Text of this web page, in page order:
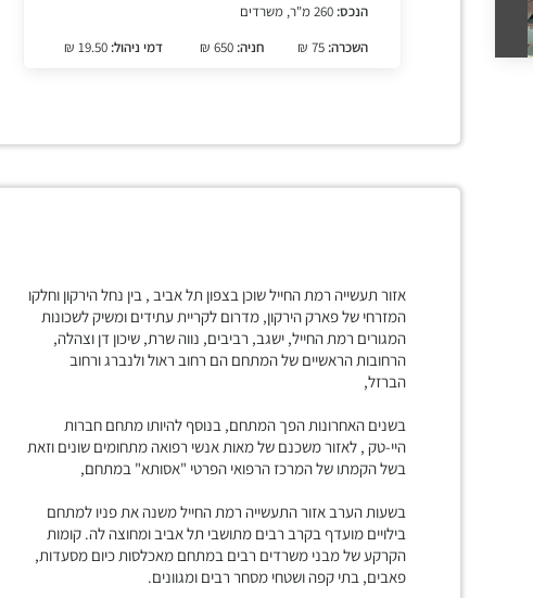
הנכס:
השכרה:
חניה: דמי ניהול: 19.50 ₪
אזור תעשייה רמת החייל שוכן בצפון תל אביב , בין נחל הירקון וחלקו
המזרחי של פארק הירקון, מדרום לקריית עתידים ומשיק לשכונות
המגורים רמת החייל, ישגב, רביבים, נווה שרת, שיכון דן וצהלה,
הרחובות הראשיים של המתחם הם רחוב ראול ולנברג ורחוב
הברזל,
בשנים האחרונות הפך המתחם, בנוסף להיותו מתחם חברות
היי-טק , לאזור משכנם של מאות אנשי רפואה מתחומים שונים וזאת
בשל הקמתו של המרכז הרפואי הפרטי "אסותא" במתחם,
בשעות הערב אזור התעשייה רמת החייל משנה את פניו למתחם
בילויים מועדף בקרב רבים מתושבי תל אביב ומחוצה לה. קומות
הקרקע של מבני משרדים רבים במתחם מאכלסות כיום מסעדות,
פאבים, בתי קפה ושטחי מסחר רבים ומגוונים.